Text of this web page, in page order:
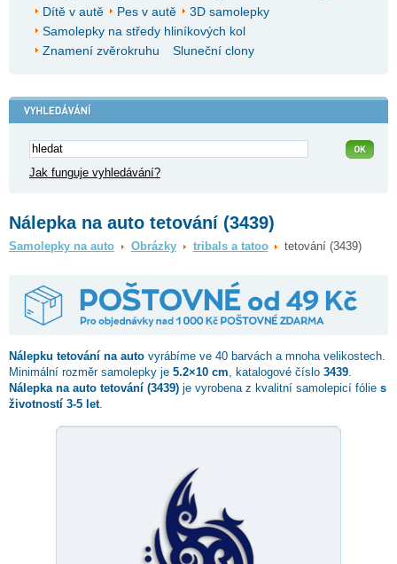
Dítě v autě
Pes v autě
3D samolepky
Samolepky na středy hliníkových kol
Znamení zvěrokruhu
Sluneční clony
Jak funguje vyhledávání?
Nálepka na auto tetování (3439)
Samolepky na auto Obrázky tribals a tatoo tetování (3439)
Nálepku tetování na auto vyrábíme ve 40 barvách a mnoha velikostech.
Minimální rozměr samolepky je 5.2×10 cm , katalogové číslo 3439
Nálepka na auto tetování (3439) je vyrobena z kvalitní samolepicí fólie s
životností 3-5 let.